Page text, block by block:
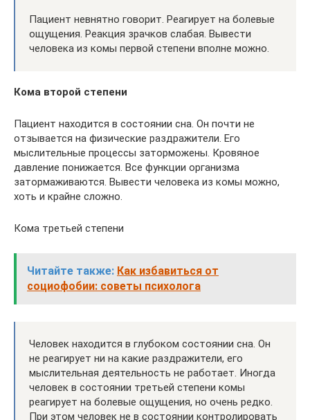
Пациент невнятно говорит. Реагирует на болевые
ощущения. Реакция зрачков слабая. Вывести
человека из комы первой степени вполне можно.
Кома второй степени
Пациент находится в состоянии сна. Он почти не
отзывается на физические раздражители. Его
мыслительные процессы заторможены. Кровяное
давление понижается. Все функции организма
затормаживаются. Вывести человека из комы можно,
хоть и крайне сложно.
Кома третьей степени
Читайте также: Как избавиться от
социофобии: советы психолога
Человек находится в глубоком состоянии сна. Он
не реагирует ни на какие раздражители, его
мыслительная деятельность не работает. Иногда
человек в состоянии третьей степени комы
реагирует на болевые ощущения, но очень редко.
При этом человек не в состоянии контролировать